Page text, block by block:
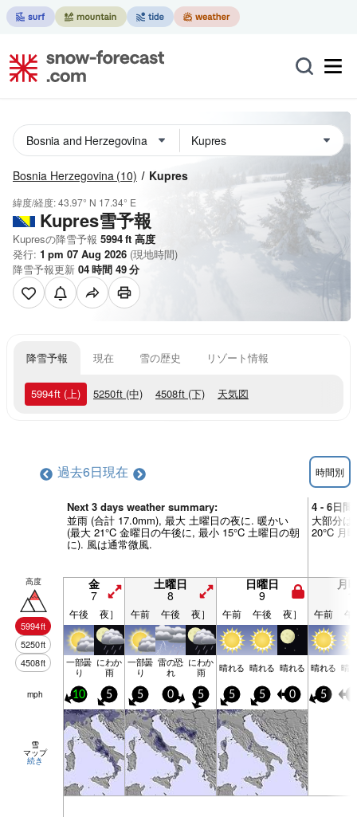
Bosnia Herzegovina (10) Kupres
緯度/経度:43.97° N 17.34° E
Kupres雪予報
Kupresの降雪予報 5994ft 高度
発行: 1 pm 07 Aug 2026 (現地時間)
降雪予報更新 04時間 49分
降雪予報 現在 雪の歴史 リゾート情報
5994ft (上) 5250ft (中) 4508ft (下) 天気図
過去6日現在 時間別
Next 3 days weather summary:
並雨 (合計 17.0mm), 最大 土曜日の夜に. 暖かい
(最大 21°C 金曜日の午後に, 最小 15°C 土曜日の朝
に). 風は通常微風.
4 - 6日間
大部分は
20°C 月
高度
5994ft
5250ft
4508ft
金
7
土曜日
8
日曜日
9
月
午後 夜］ 午前 午後 夜］ 午前 午後 夜］ 午前 午
一部曇
り
にわか
雨
一部曇
り
雷の恐
れ
にわか
雨 晴れる 晴れる 晴れる 晴れる 晴
mph 10 5 5 0 5 5 5 0 5
雪
マップ
続き